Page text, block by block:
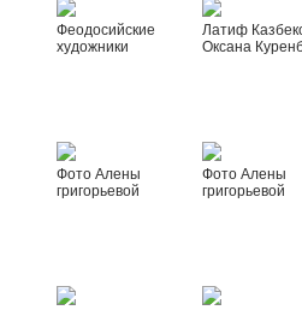
Феодосийские
художники
Латиф
Оксана
Фото Алены
григорьевой
Фото Алены
григорьевой